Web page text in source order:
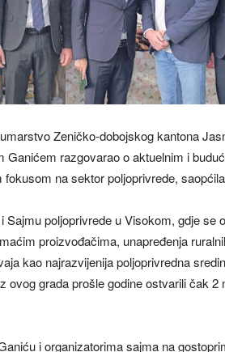
Zeničko-dobojskog kantona
razgovarao o aktuelnim i
na sektor poljoprivrede,
poljoprivrede u Visokom, gdje se
proizvođačima, unapređenja
kao najrazvijenija poljoprivredna
ovog grada prošle godine ostvarili čak 2
i organizatorima sajma na